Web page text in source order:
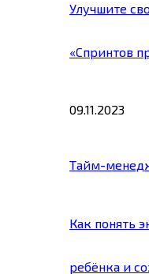
Улучшите
«Спринтов
09.11.2023
Тайм-
Как понять
ребёнка и